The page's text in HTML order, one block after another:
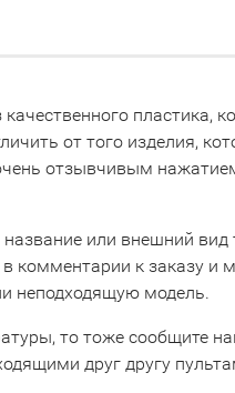
пластика,
от того изделия,
отзывчивым
или внешний
комментарии к заказу и
неподходящую модель.
то тоже сообщите
друг другу